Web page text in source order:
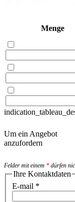
Menge
Um ein Angebot
anzufordern
Felder mit einem * dürfen
Ihre Kontaktdaten
E-mail *